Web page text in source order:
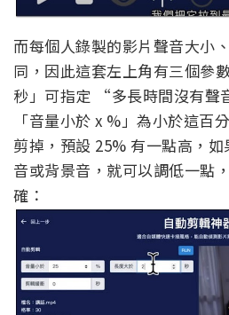
而每個人錄製的影片聲音大小
同，因此這套左上角有三個參
秒」可指定 “多長時間沒有聲
「音量小於 x %」為小於這百
剪掉，預設 25% 有一點高，
音或背景音，就可以調低一點
確：